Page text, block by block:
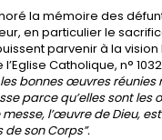
la mémoire des
en particulier le
parvenir à la
Catholique, n°
les bonnes œuvres réunies
parce qu’elles sont les
l’œuvre de Dieu,
son Corps”.